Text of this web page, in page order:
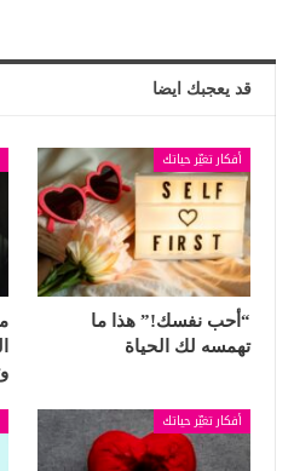
قد يعجبك ايضا
أفكار تغيّر حياتك
“أحب نفسك!” هذا ما
تهمسه لك الحياة
أفكار تغيّر حياتك